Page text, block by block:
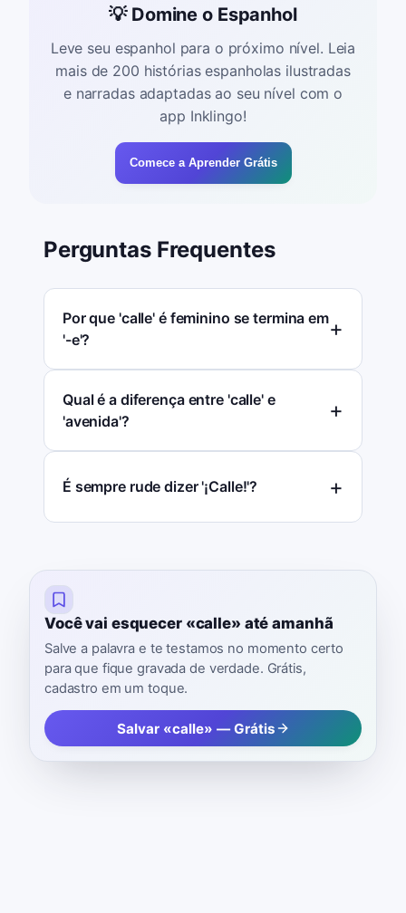
💡 Domine o Espanhol
Leve seu espanhol para o próximo nível. Leia
mais de 200 histórias espanholas ilustradas
e narradas adaptadas ao seu nível com o
app Inklingo!
Comece a Aprender Grátis
Perguntas Frequentes
Por que 'calle' é feminino se termina em
'-e'?
Qual é a diferença entre 'calle' e
'avenida'?
É sempre rude dizer '¡Calle!'?
Você vai esquecer «calle» até amanhã
Salve a palavra e te testamos no momento certo
para que fique gravada de verdade. Grátis,
cadastro em um toque.
Salvar «calle» — Grátis